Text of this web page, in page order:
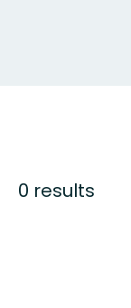
0 results